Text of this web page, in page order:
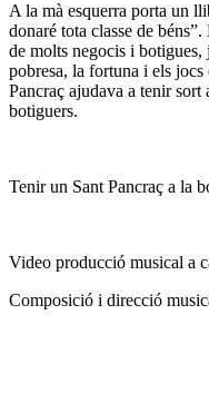
A la mà esquerra porta un
donaré tota classe de
de molts negocis i
pobresa, la fortuna i els jocs
Pancraç ajudava a tenir
botiguers.
Tenir un Sant Pancraç a la
Video producció musical a
Composició i direcció